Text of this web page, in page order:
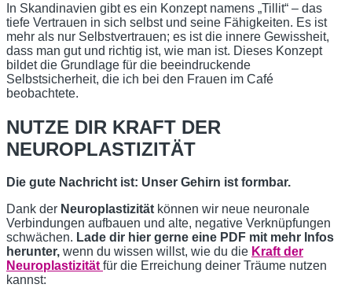
In Skandinavien gibt es ein Konzept namens „Tillit“ – das
tiefe Vertrauen in sich selbst und seine Fähigkeiten. Es ist
mehr als nur Selbstvertrauen; es ist die innere Gewissheit,
dass man gut und richtig ist, wie man ist. Dieses Konzept
bildet die Grundlage für die beeindruckende
Selbstsicherheit, die ich bei den Frauen im Café
beobachtete.
NUTZE DIR KRAFT DER
NEUROPLASTIZITÄT
Die gute Nachricht ist: Unser Gehirn ist formbar.
Dank der Neuroplastizität können wir neue neuronale
Verbindungen aufbauen und alte, negative Verknüpfungen
schwächen. Lade dir hier gerne eine PDF mit mehr Infos
herunter, wenn du wissen willst, wie du die Kraft der
Neuroplastizität für die Erreichung deiner Träume nutzen
kannst: